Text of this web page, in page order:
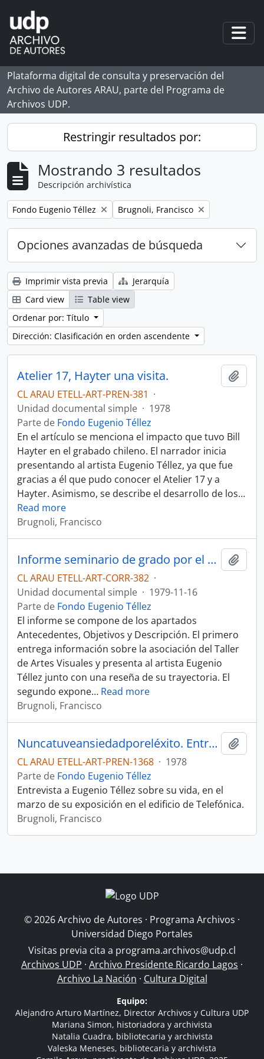
Skip to main content
Plataforma digital de consulta y preservación del
Archivo de Autores ARAU, parte del Programa de
Archivos UDP.
Restringir resultados por:
Mostrando 3 resultados
Descripción archivística
Remove filter:
Fondo Eugenio Téllez Remove filter:
Brugnoli, Francisco
Opciones avanzadas de búsqueda
Imprimir vista previa
Jerarquía
Card view
Table view
Ordenar por: Título
Dirección: Clasificación en orden ascendente
Atelier 17, Hayter una visita.
CL ARAU ETELL-ART-PREN-381 ·
Unidad documental simple · 1978
Parte de Fondo Eugenio Téllez
En el artículo se menciona el impacto que tuvo Bill
Hayter en el grabado chileno. El narrador inicia
presentando al artista Eugenio Téllez, ya que fue
gracias a él que pudo conocer el Atelier 17 y a
Hayter. Asimismo, se describe el desarrollo de los…
Read more
Brugnoli, Francisco
Informe seminario de grado por el profesor Eugenio Téllez en taller de arte visual.
CL ARAU ETELL-ART-CORR-382 ·
Unidad documental simple · 1979-11-16
Parte de Fondo Eugenio Téllez
El informe se compone de los apartados
Antecedentes, Objetivos y Descripción. El primero
entrega información sobre la asociación del Taller
de Artes Visuales y presenta al artista Eugenio
Téllez junto con una reseña de su trayectoria. El
segundo expone… Read more
Brugnoli, Francisco
Nuncatuveansiedadporeléxito. Entrevista
CL ARAU ETELL-ART-PREN-1368 · 1978
Parte de Fondo Eugenio Téllez
Entrevista a Eugenio Téllez sobre su vida, en el
marzo de su exposición en el edificio de Telefónica.
Brugnoli, Francisco
© 2026 Archivo de Autores · Programa Archivos ·
Universidad Diego Portales
Visitas previa cita a programa.archivos@udp.cl
Archivos UDP · Archivo Presidente Ricardo Lagos ·
Archivo La Nación · Cultura Digital
Equipo:
Alejandro Arturo Martínez, Director Archivos y Cultura UDP
Mariana Simon, historiadora y archivista
Natalia Cuadra, bibliotecaria y archivista
Valeska Meneses, bibliotecaria y archivista